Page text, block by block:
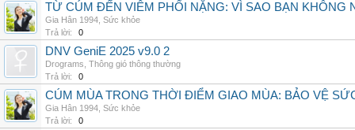
TỪ CÚM ĐẾN VIÊM PHỔI NẶNG: VÌ SAO BẠN KHÔNG
Gia Hân 1994 Sức khỏe
Trả lời:
0
DNV GeniE 2025 v9.0 2
Drograms Thông gió thông thường
Trả lời:
0
CÚM MÙA TRONG THỜI ĐIỂM GIAO MÙA: BẢO VỆ
Gia Hân 1994 Sức khỏe
Trả lời:
0